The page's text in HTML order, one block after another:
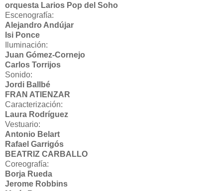
orquesta Larios Pop del Soho
Escenografía:
Alejandro Andújar
Isi Ponce
Iluminación:
Juan Gómez-Cornejo
Carlos Torrijos
Sonido:
Jordi Ballbé
FRAN ATIENZAR
Caracterización:
Laura Rodríguez
Vestuario:
Antonio Belart
Rafael Garrigós
BEATRIZ CARBALLO
Coreografía:
Borja Rueda
Jerome Robbins